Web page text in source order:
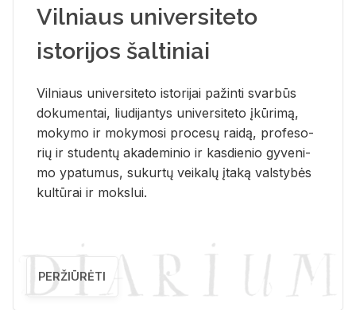
Vilniaus universiteto
istorijos šaltiniai
Vil­niaus uni­ver­si­te­to is­to­ri­jai pa­žin­ti svar­būs
do­ku­men­tai, liu­di­jan­tys uni­ver­si­te­to įkū­ri­mą,
mo­ky­mo ir mo­ky­mo­si pro­ce­sų rai­dą, pro­fe­so­
rių ir stu­den­tų aka­de­mi­nio ir kas­die­nio gy­ve­ni­
mo ypa­tu­mus, su­kur­tų vei­ka­lų įta­ką vals­ty­bės
kul­tū­rai ir moks­lui.
PERŽIŪRĖTI